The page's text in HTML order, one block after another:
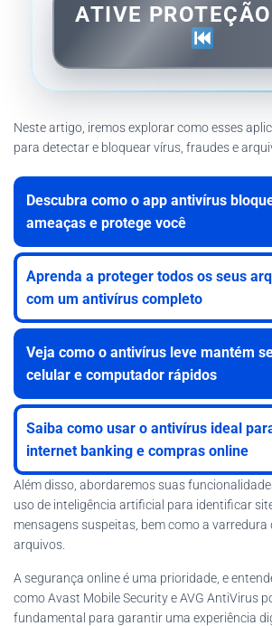
ATIVE
Neste artigo, iremos explorar como esses
para detectar e bloquear vírus, fraudes e
Descubra como o app antivírus
ameaças e protege você
Aprenda a proteger todos os seus
com um antivírus completo
Veja como o antivírus leve mantém
celular e computador rápidos
Saiba como usar o antivírus ideal
internet banking e compras online
Além disso, abordaremos suas
uso de inteligência artificial para identificar
mensagens suspeitas, bem como a varredura
arquivos.
A segurança online é uma prioridade, e
como Avast Mobile Security e AVG AntiVirus
fundamental para garantir uma experiência